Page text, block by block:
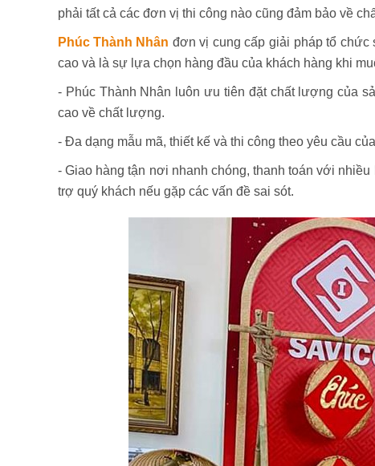
phải tất cả các đơn vị thi công nào cũng đảm bảo về
Phúc Thành Nhân đơn vị cung cấp giải pháp tổ chức
cao và là sự lựa chọn hàng đầu của khách hàng khi
- Phúc Thành Nhân luôn ưu tiên đặt chất lượng của
cao về chất lượng.
- Đa dạng mẫu mã, thiết kế và thi công theo yêu cầu
- Giao hàng tận nơi nhanh chóng, thanh toán với
trợ quý khách nếu gặp các vấn đề sai sót.